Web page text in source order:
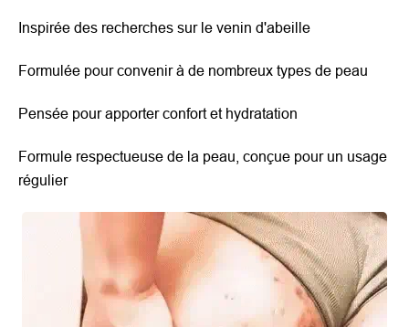
Inspirée des recherches sur le venin d'abeille
Formulée pour convenir à de nombreux types de peau
Pensée pour apporter confort et hydratation
Formule respectueuse de la peau, conçue pour un usage
régulier